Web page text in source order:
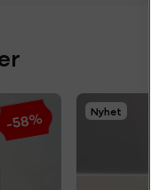
-58% Nyhet